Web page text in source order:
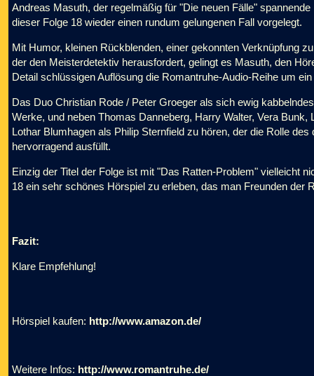
Andreas Masuth, der regelmäßig für "Die neuen Fälle"
dieser Folge 18 wieder einen rundum gelungenen Fall vorgelegt.
Mit Humor, kleinen Rückblenden, einer gekonnten Verknüpfung
der den Meisterdetektiv herausfordert, gelingt es Masuth, den
Detail schlüssigen Auflösung die Romantruhe-Audio-Reihe um
Das Duo Christian Rode / Peter Groeger als sich ewig
Werke, und neben Thomas Danneberg, Harry Walter, Vera
Lothar Blumhagen als Philip Sternfield zu hören, der die Rolle
hervorragend ausfüllt.
Einzig der Titel der Folge ist mit "Das Ratten-Problem" vielleicht
18 ein sehr schönes Hörspiel zu erleben, das man Freunden der
Fazit:
Klare Empfehlung!
Hörspiel kaufen: http://www.amazon.de/
Weitere Infos: http://www.romantruhe.de/